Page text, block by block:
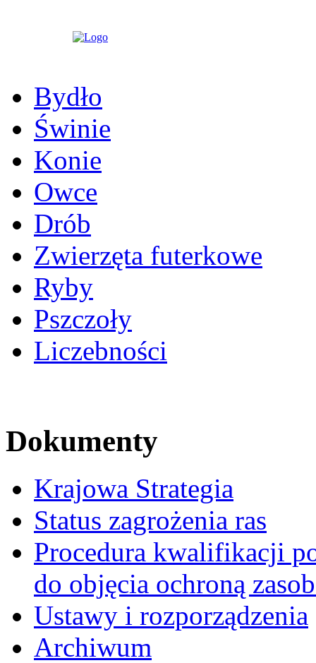
Bydło
Świnie
Konie
Owce
Drób
Zwierzęta futerkowe
Ryby
Pszczoły
Liczebności
Dokumenty
Krajowa Strategia
Status zagrożenia ras
Procedura kwalifikacji
do objęcia ochroną
Ustawy i rozporządzenia
Archiwum